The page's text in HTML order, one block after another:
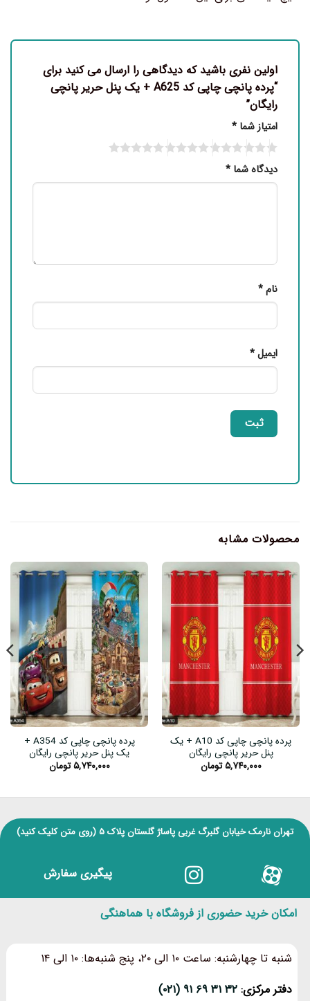
اولین نفری باشید که دیدگاهی را ارسال می کنید برای
“پرده پانچی چاپی کد A625 + یک پنل حریر پانچی
رایگان”
امتیاز شما *
دیدگاه شما *
نام*
ایمیل*
محصولات مشابه
پرده پانچی چاپی کد A10 + یک
پنل حریر پانچی رایگان
۵,۷۴۰,۰۰۰ تومان
پرده پانچی چاپی کد A354 +
یک پنل حریر پانچی رایگان
۵,۷۴۰,۰۰۰ تومان
تهران نارمک خیابان گلبرگ غربی پاساژ گلستان پلاک ۵ (روی متن کلیک کنید)
پیگیری سفارش
امکان خرید حضوری از فروشگاه با هماهنگی
شنبه تا چهارشنبه: ساعت ۱۰ الی ۲۰، پنج شنبه‌ها: ۱۰ الی ۱۴
دفتر مرکزی: ۳۲ ۳۱ ۶۹ ۹۱ (۰۲۱)